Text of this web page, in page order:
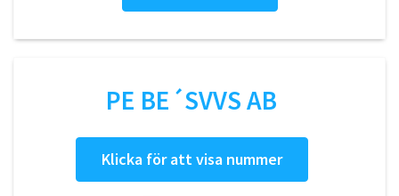
PE BE´SVVS AB
Klicka för att visa nummer